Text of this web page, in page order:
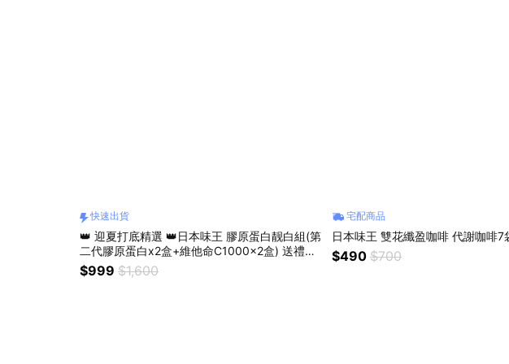
快速出貨
👑 迎夏打底精選 👑日本味王 膠原蛋白靓白組(第
二代膠原蛋白x2盒+維他命C1000x2盒) 送禮首
選🚚快速出貨
$999 $1,600
宅配商品
日本味王 雙花纖盈咖啡 代謝咖啡7
$490 $700